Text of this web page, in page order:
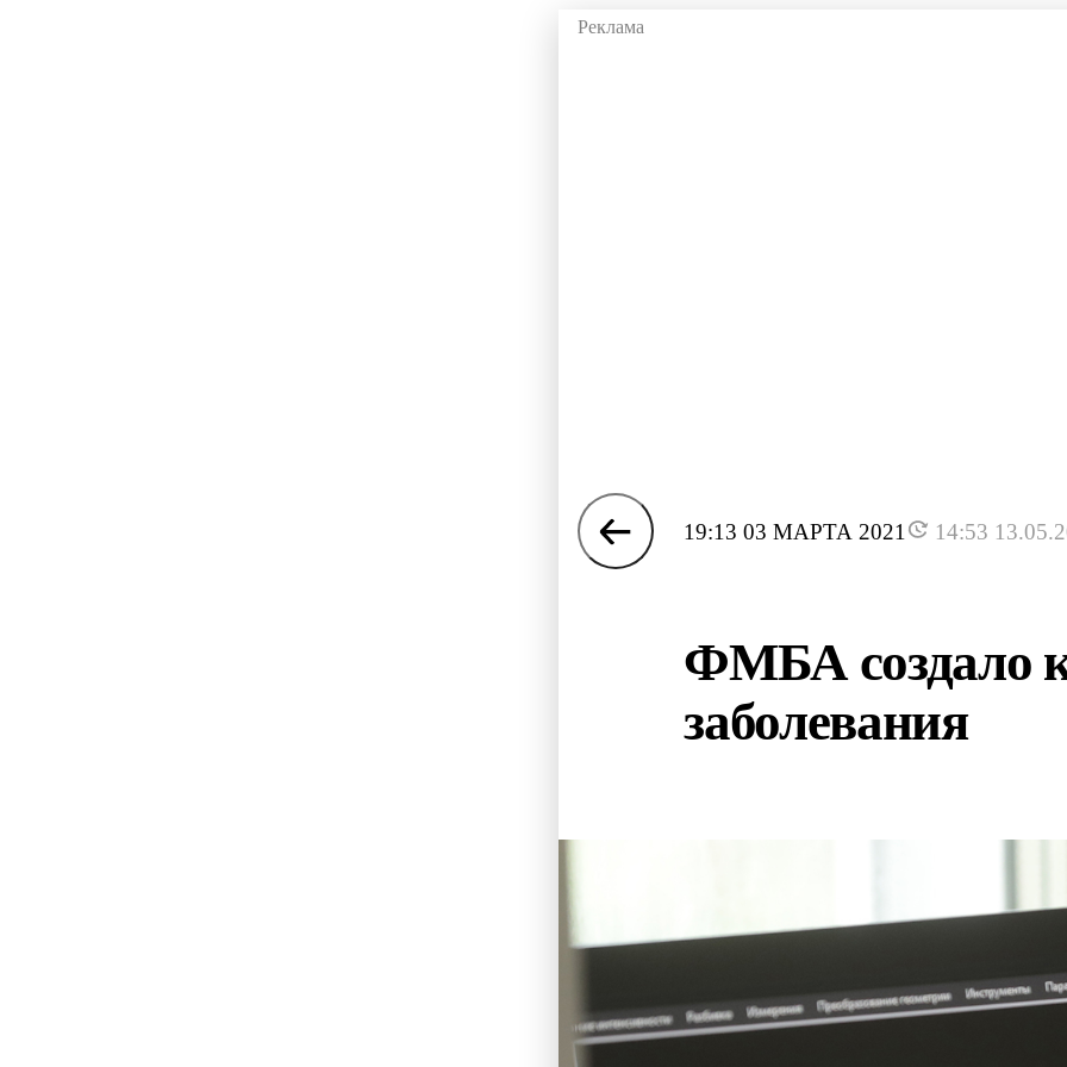
19:13 03 МАРТА 2021 14:53
ФМБА создало
заболевания